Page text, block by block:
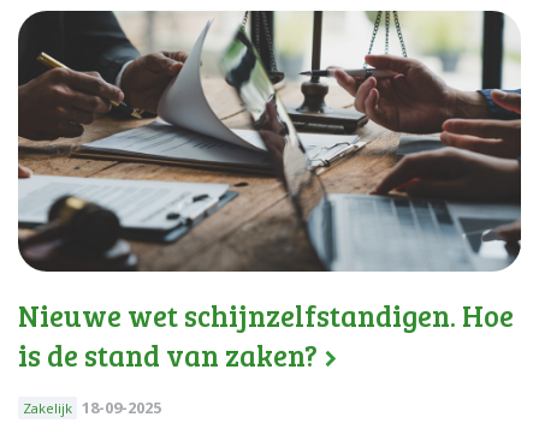
Nieuwe wet schijnzelfstandigen. Hoe
is de stand van zaken?
Zakelijk 18-09-2025